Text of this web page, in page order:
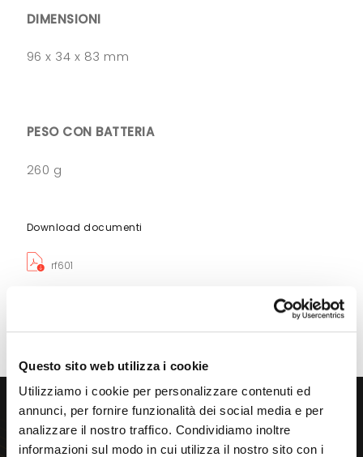
Questo sito web utilizza i cookie
Utilizziamo i cookie per personalizzare contenuti ed
annunci, per fornire funzionalità dei social media e per
analizzare il nostro traffico. Condividiamo inoltre
informazioni sul modo in cui utilizza il nostro sito con i
DIMENSIONI
96 x 34 x 83 mm
PESO CON BATTERIA
260 g
Download documenti
rf601
Cerchi
consulenza
immediata?